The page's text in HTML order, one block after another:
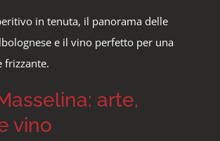
in tenuta, il panorama delle
e il vino perfetto per una
frizzante.
arte,
vino